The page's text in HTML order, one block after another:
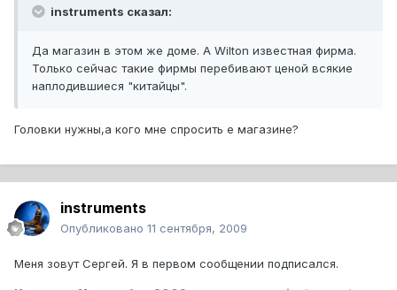
instruments сказал:
Да магазин в этом же доме. А Wilton известная фирма.
Только сейчас такие фирмы перебивают ценой всякие
наплодившиеся "китайцы".
Головки нужны,а кого мне спросить е магазине?
instruments
Опубликовано 11 сентября, 2009
Меня зовут Сергей. Я в первом сообщении подписался.